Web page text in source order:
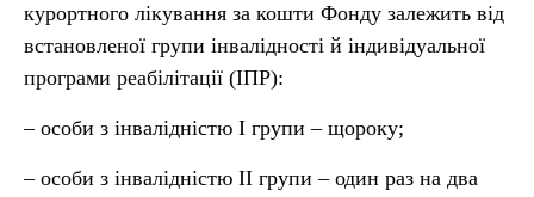
курортного лікування за кошти Фонду залежить від
встановленої групи інвалідності й індивідуальної
програми реабілітації (ІПР):
– особи з інвалідністю І групи – щороку;
– особи з інвалідністю ІІ групи – один раз на два